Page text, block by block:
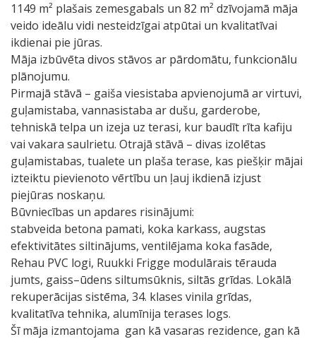
1149 m² plašais zemesgabals un 82 m² dzīvojamā māja
veido ideālu vidi nesteidzīgai atpūtai un kvalitatīvai
ikdienai pie jūras.
Māja izbūvēta divos stāvos ar pārdomātu, funkcionālu
plānojumu.
Pirmajā stāvā – gaiša viesistaba apvienojumā ar virtuvi,
guļamistaba, vannasistaba ar dušu, garderobe,
tehniskā telpa un izeja uz terasi, kur baudīt rīta kafiju
vai vakara saulrietu. Otrajā stāvā – divas izolētas
guļamistabas, tualete un plaša terase, kas piešķir mājai
izteiktu pievienoto vērtību un ļauj ikdienā izjust
piejūras noskaņu.
Būvniecības un apdares risinājumi:
stabveida betona pamati, koka karkass, augstas
efektivitātes siltinājums, ventilējama koka fasāde,
Rehau PVC logi, Ruukki Frigge modulārais tērauda
jumts, gaiss–ūdens siltumsūknis, siltās grīdas. Lokālā
rekuperācijas sistēma, 34. klases vinila grīdas,
kvalitatīva tehnika, alumīnija terases logs.
Šī māja izmantojama gan kā vasaras rezidence, gan kā